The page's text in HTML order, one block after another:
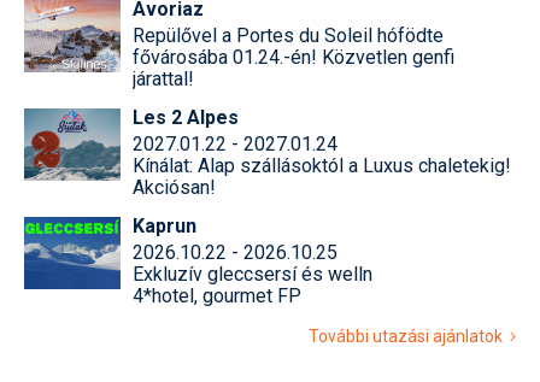
Avoriaz
Repülővel a Portes du Soleil hófödte
fővárosába 01.24.-én! Közvetlen genfi
járattal!
Les 2 Alpes
2027.01.22 - 2027.01.24
Kínálat: Alap szállásoktól a Luxus chaletekig!
Akciósan!
Kaprun
2026.10.22 - 2026.10.25
Exkluzív gleccsersí és welln
4*hotel, gourmet FP
További utazási ajánlatok